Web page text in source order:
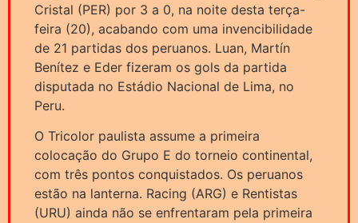
Cristal (PER) por 3 a 0, na noite desta terça-
feira (20), acabando com uma invencibilidade
de 21 partidas dos peruanos. Luan, Martín
Benítez e Eder fizeram os gols da partida
disputada no Estádio Nacional de Lima, no
Peru.
O Tricolor paulista assume a primeira
colocação do Grupo E do torneio continental,
com três pontos conquistados. Os peruanos
estão na lanterna. Racing (ARG) e Rentistas
(URU) ainda não se enfrentaram pela primeira